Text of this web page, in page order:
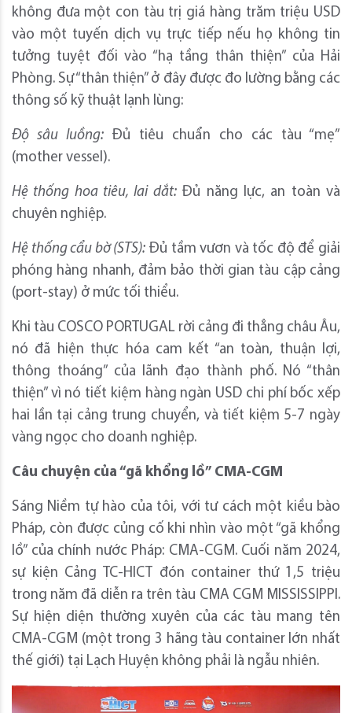
không đưa một con tàu trị giá hàng trăm triệu USD
vào một tuyến dịch vụ trực tiếp nếu họ không tin
tưởng tuyệt đối vào “hạ tầng thân thiện” của Hải
Phòng. Sự “thân thiện” ở đây được đo lường bằng các
thông số kỹ thuật lạnh lùng:
Độ sâu luồng: Đủ tiêu chuẩn cho các tàu “mẹ”
(mother vessel).
Hệ thống hoa tiêu, lai dắt:Đủ năng lực, an toàn và
chuyên nghiệp.
Hệ thống cẩu bờ (STS): Đủ tầm vươn và tốc độ để giải
phóng hàng nhanh, đảm bảo thời gian tàu cập cảng
(port-stay) ở mức tối thiểu.
Khi tàu COSCO PORTUGAL rời cảng đi thẳng châu Âu,
nó đã hiện thực hóa cam kết “an toàn, thuận lợi,
thông thoáng” của lãnh đạo thành phố. Nó “thân
thiện” vì nó tiết kiệm hàng ngàn USD chi phí bốc xếp
hai lần tại cảng trung chuyển, và tiết kiệm 5-7 ngày
vàng ngọc cho doanh nghiệp.
Câu chuyện của “gã khổng lồ” CMA-CGM
Sáng Niềm tự hào của tôi, với tư cách một kiều bào
Pháp, còn được củng cố khi nhìn vào một “gã khổng
lồ” của chính nước Pháp: CMA-CGM. Cuối năm 2024,
sự kiện Cảng TC-HICT đón container thứ 1,5 triệu
trong năm đã diễn ra trên tàu CMA CGM MISSISSIPPI.
Sự hiện diện thường xuyên của các tàu mang tên
CMA-CGM (một trong 3 hãng tàu container lớn nhất
thế giới) tại Lạch Huyện không phải là ngẫu nhiên.